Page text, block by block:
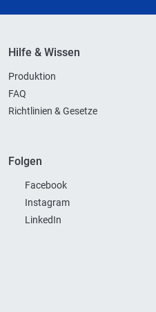
Hilfe & Wissen
Produktion
FAQ
Richtlinien & Gesetze
Folgen
Facebook
Instagram
LinkedIn